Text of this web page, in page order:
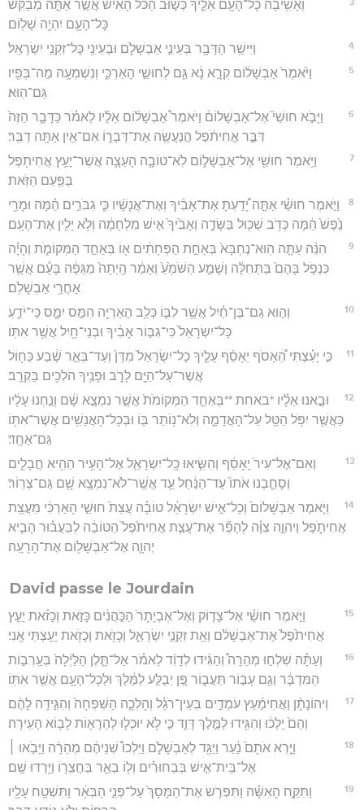
וְאָשִׁ֥יבָה כָל־הָעָ֖ם אֵלֶ֑יךָ כְּשׁ֣וּב הַכֹּ֔ל הָאִישׁ֙ אֲשֶׁ֣ר אַתָּ֣ה מְבַקֵּ֔שׁ
כָּל־הָעָ֖ם יִהְיֶ֥ה שָׁלֽוֹם׃
4 וַיִּישַׁ֥ר הַדָּבָ֖ר בְּעֵינֵ֣י אַבְשָׁלֹ֑ם וּבְעֵינֵ֖י כָּל־זִקְנֵ֥י יִשְׂרָאֵֽל׃
5
וַיֹּ֙אמֶר֙ אַבְשָׁל֔וֹם קְרָ֣א נָ֔א גַּ֖ם לְחוּשַׁ֣י הָאַרְכִּ֑י וְנִשְׁמְעָ֥ה מַה־בְּפִ֖יו
גַּם־הֽוּא׃
6
וַיָּבֹ֣א חוּשַׁי֮ אֶל־אַבְשָׁלוֹם֒ וַיֹּאמֶר֩ אַבְשָׁל֨וֹם אֵלָ֜יו לֵאמֹ֗ר כַּדָּבָ֤ר הַזֶּה֙
דִּבֶּ֣ר אֲחִיתֹ֔פֶל הֲנַעֲשֶׂ֖ה אֶת־דְּבָר֑וֹ אִם־אַ֖יִן אַתָּ֥ה דַבֵּֽר׃
7
וַיֹּ֥אמֶר חוּשַׁ֖י אֶל־אַבְשָׁל֑וֹם לֹֽא־טוֹבָ֧ה הָעֵצָ֛ה אֲשֶׁר־יָעַ֥ץ אֲחִיתֹ֖פֶל
בַּפַּ֥עַם הַזֹּֽאת׃
8
וַיֹּ֣אמֶר חוּשַׁ֗י אַתָּ֣ה יָ֠דַעְתָּ אֶת־אָבִ֨יךָ וְאֶת־אֲנָשָׁ֜יו כִּ֧י גִבֹּרִ֣ים הֵ֗מָּה וּמָרֵ֥י
נֶ֙פֶשׁ֙ הֵ֔מָּה כְּדֹ֥ב שַׁכּ֖וּל בַּשָּׂדֶ֑ה וְאָבִ֙יךָ֙ אִ֣ישׁ מִלְחָמָ֔ה וְלֹ֥א יָלִ֖ין אֶת־הָעָֽם׃
9
הִנֵּ֨ה עַתָּ֤ה הֽוּא־נֶחְבָּא֙ בְּאַחַ֣ת הַפְּחָתִ֔ים א֖וֹ בְּאַחַ֣ד הַמְּקוֹמֹ֑ת וְהָיָ֗ה
כִּנְפֹ֤ל בָּהֶם֙ בַּתְּחִלָּ֔ה וְשָׁמַ֤ע הַשֹּׁמֵ֙עַ֙ וְאָמַ֔ר הָֽיְתָה֙ מַגֵּפָ֔ה בָּעָ֕ם אֲשֶׁ֖ר
אַחֲרֵ֥י אַבְשָׁלֹֽם׃
10
וְה֣וּא גַם־בֶּן־חַ֗יִל אֲשֶׁ֥ר לִבּ֛וֹ כְּלֵ֥ב הָאַרְיֵ֖ה הִמֵּ֣ס יִמָּ֑ס כִּֽי־יֹדֵ֤עַ
כָּל־יִשְׂרָאֵל֙ כִּי־גִבּ֣וֹר אָבִ֔יךָ וּבְנֵי־חַ֖יִל אֲשֶׁ֥ר אִתּֽוֹ׃
11
כִּ֣י יָעַ֗צְתִּי הֵ֠אָסֹף יֵאָסֵ֨ף עָלֶ֤יךָ כָל־יִשְׂרָאֵל֙ מִדָּן֙ וְעַד־בְּאֵ֣ר שֶׁ֔בַע כַּח֥וֹל
אֲשֶׁר־עַל־הַיָּ֖ם לָרֹ֑ב וּפָנֶ֥יךָ הֹלְכִ֖ים בַּקְרָֽב׃
12
וּבָ֣אנוּ אֵלָ֗יו *באחת **בְּאַחַ֤ד הַמְּקוֹמֹת֙ אֲשֶׁ֣ר נִמְצָ֣א שָׁ֔ם וְנַ֣חְנוּ עָלָ֔יו
כַּאֲשֶׁ֛ר יִפֹּ֥ל הַטַּ֖ל עַל־הָאֲדָמָ֑ה וְלֹֽא־נ֥וֹתַר בּ֛וֹ וּבְכָל־הָאֲנָשִׁ֥ים אֲשֶׁר־אִתּ֖וֹ
גַּם־אֶחָֽד׃
13
וְאִם־אֶל־עִיר֙ יֵֽאָסֵ֔ף וְהִשִּׂ֧יאוּ כָֽל־יִשְׂרָאֵ֛ל אֶל־הָעִ֥יר הַהִ֖יא חֲבָלִ֑ים
וְסָחַ֤בְנוּ אֹתוֹ֙ עַד־הַנַּ֔חַל עַ֛ד אֲשֶֽׁר־לֹא־נִמְצָ֥א שָׁ֖ם גַּם־צְרֽוֹר׃
14
וַיֹּ֤אמֶר אַבְשָׁלוֹם֙ וְכָל־אִ֣ישׁ יִשְׂרָאֵ֔ל טוֹבָ֗ה עֲצַת֙ חוּשַׁ֣י הָאַרְכִּ֔י מֵעֲצַ֖ת
אֲחִיתֹ֑פֶל וַיהוָ֣ה צִוָּ֗ה לְהָפֵ֞ר אֶת־עֲצַ֤ת אֲחִיתֹ֙פֶל֙ הַטּוֹבָ֔ה לְבַעֲב֗וּר הָבִ֧יא
יְהוָ֛ה אֶל־אַבְשָׁל֖וֹם אֶת־הָרָעָֽה׃
David passe le Jourdain
15
וַיֹּ֣אמֶר חוּשַׁ֗י אֶל־צָד֤וֹק וְאֶל־אֶבְיָתָר֙ הַכֹּ֣הֲנִ֔ים כָּזֹ֣את וְכָזֹ֗את יָעַ֤ץ
אֲחִיתֹ֙פֶל֙ אֶת־אַבְשָׁלֹ֔ם וְאֵ֖ת זִקְנֵ֣י יִשְׂרָאֵ֑ל וְכָזֹ֥את וְכָזֹ֖את יָעַ֥צְתִּי אָֽנִי׃
16
וְעַתָּ֡ה שִׁלְח֣וּ מְהֵרָה֩ וְהַגִּ֨ידוּ לְדָוִ֜ד לֵאמֹ֗ר אַל־תָּ֤לֶן הַלַּ֙יְלָה֙ בְּעַֽרְב֣וֹת
הַמִּדְבָּ֔ר וְגַ֖ם עָב֣וֹר תַּעֲב֑וֹר פֶּ֚ן יְבֻלַּ֣ע לַמֶּ֔לֶךְ וּלְכָל־הָעָ֖ם אֲשֶׁ֥ר אִתּֽוֹ׃
17
וִיהוֹנָתָ֨ן וַאֲחִימַ֜עַץ עֹמְדִ֣ים בְּעֵין־רֹגֵ֗ל וְהָלְכָ֤ה הַשִּׁפְחָה֙ וְהִגִּ֣ידָה לָהֶ֔ם
וְהֵם֙ יֵֽלְכ֔וּ וְהִגִּ֖ידוּ לַמֶּ֣לֶךְ דָּוִ֑ד כִּ֣י לֹ֥א יוּכְל֛וּ לְהֵרָא֖וֹת לָב֥וֹא הָעִֽירָה׃
18
וַיַּ֤רְא אֹתָם֙ נַ֔עַר וַיַּגֵּ֖ד לְאַבְשָׁלֹ֑ם וַיֵּלְכוּ֩ שְׁנֵיהֶ֨ם מְהֵרָ֜ה וַיָּבֹ֣אוּ ׀
אֶל־בֵּֽית־אִ֣ישׁ בְּבַחוּרִ֗ים וְל֥וֹ בְאֵ֛ר בַּחֲצֵר֖וֹ וַיֵּ֥רְדוּ שָֽׁם׃
19
וַתִּקַּ֣ח הָאִשָּׁ֗ה וַתִּפְרֹ֤שׂ אֶת־הַמָּסָךְ֙ עַל־פְּנֵ֣י הַבְּאֵ֔ר וַתִּשְׁטַ֥ח עָלָ֖יו